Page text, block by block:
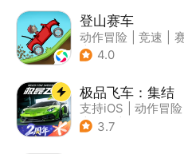
登山赛车
动作冒险 竞速
| 卡通
4.0
极品飞车：集结
支持iOS
动作冒险
| 竞速
3.7